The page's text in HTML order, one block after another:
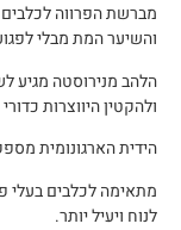
מברשת הפרווה
והשיער המת מבלי
הלהב מנירוסטה מגיע
ולהקטין היווצרות
הידית הארגונומית
מתאימה לכלבים בעלי
לנוח ויעיל יותר.